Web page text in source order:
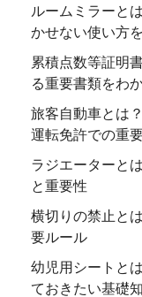
ルームミラーと
かせない使い方
累積点数等証明
る重要書類をわ
旅客自動車とは
運転免許での重
ラジエーターと
と重要性
横切りの禁止と
要ルール
幼児用シートと
ておきたい基礎